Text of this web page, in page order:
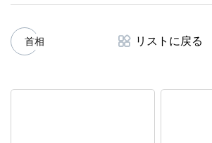
首相 リストに戻る